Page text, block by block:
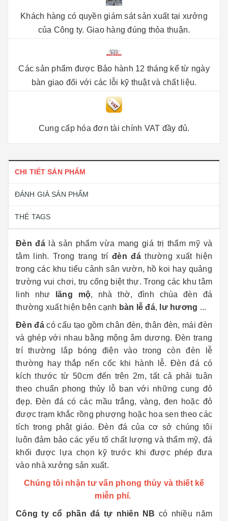
Khách hàng có quyền giám sát sản xuất tại xưởng
của Công ty. Giao hàng đúng thỏa thuận.
Các sản phẩm được Bảo hành 12 tháng kể từ ngày
bàn giao đối với các lỗi kỹ thuật và chất liệu.
Cung cấp hóa đơn tài chính VAT đầy đủ.
CHI TIẾT SẢN PHẨM
ĐÁNH GIÁ SẢN PHẨM
THẺ TAGS
Đèn đálà sản phẩm vừa mang giá trị thẩm mỹ và
tâm linh. Trong trang tríđèn đáthường xuất hiện
trong các khu tiểu cảnh sân vườn, hồ koi hay quảng
trường vui chơi, trụ cổng biệt thự. Trong các khu tâm
linh như
lăng mộ, nhà thờ, đình chùa đèn đá
thường xuất hiện bên cạnh bàn lễ đá, lư hương ...
Đèn đácó cấu tạo gồm chân đèn, thân đèn, mái đèn
và ghép với nhau bằng mộng âm dương. Đèn trang
trí thường lắp bóng điện vào trong còn đèn lễ
thường hay thắp nến cốc khi hành lễ. Đèn đá có
kích thước từ 50cm đến trên 2m, tất cả phải tuân
theo chuẩn phong thủy lỗ ban với những cung đỏ
đẹp. Đèn đá có các mầu trắng, vàng, đen hoặc đỏ
được trạm khắc rồng phượng hoặc hoa sen theo các
tích trong phật giáo. Đèn đá của cơ sở chúng tôi
luôn đảm bảo các yếu tố chất lượng và thẩm mỹ, đá
khối được lựa chọn kỹ trước khi được phép đưa
vào nhà xưởng sản xuất.
Chúng tôi nhận tư vấn phong thủy và thiết kế
miễn phí.
Công ty cổ phần đá tự nhiên NB có nhiều năm